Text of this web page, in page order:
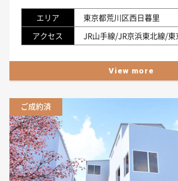
エリア
東京都荒川区西日暮里
アクセス
View more
ご成約済